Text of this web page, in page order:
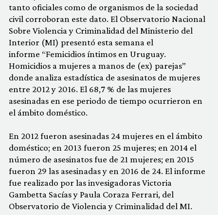
tanto oficiales como de organismos de la sociedad
civil corroboran este dato. El Observatorio Nacional
Sobre Violencia y Criminalidad del Ministerio del
Interior (MI) presentó esta semana el
informe “Femicidios íntimos en Uruguay.
Homicidios a mujeres a manos de (ex) parejas”
donde analiza estadística de asesinatos de mujeres
entre 2012 y 2016. El 68,7 % de las mujeres
asesinadas en ese periodo de tiempo ocurrieron en
el ámbito doméstico.
En 2012 fueron asesinadas 24 mujeres en el ámbito
doméstico; en 2013 fueron 25 mujeres; en 2014 el
número de asesinatos fue de 21 mujeres; en 2015
fueron 29 las asesinadas y en 2016 de 24. El informe
fue realizado por las invesigadoras Victoria
Gambetta Sacías y Paula Coraza Ferrari, del
Observatorio de Violencia y Criminalidad del MI.